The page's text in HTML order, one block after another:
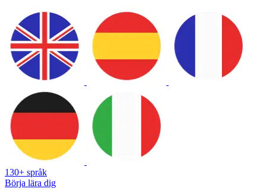
130+ språk
Börja lära dig